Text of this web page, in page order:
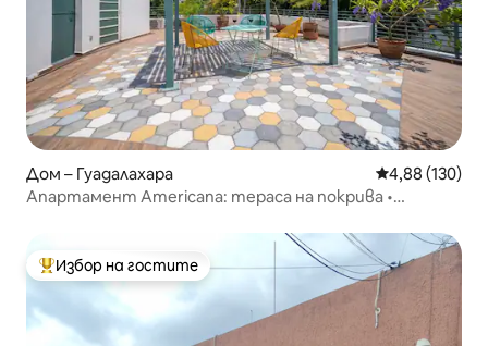
Дом – Гуадалахара Средна
4,88 (130)
Апартамент Americana: тераса на покрива •
Най-популярен избор на гостите
Избор на гостите